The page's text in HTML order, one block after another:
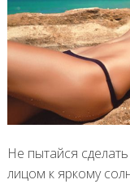
Не пытайся
лицом к яркому